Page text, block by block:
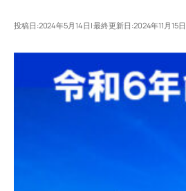
投稿日:2024年5月14日 | 最終更新日:2024年11月15日